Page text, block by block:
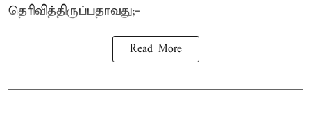
தெரிவித்திருப்பதாவது;-
Read More